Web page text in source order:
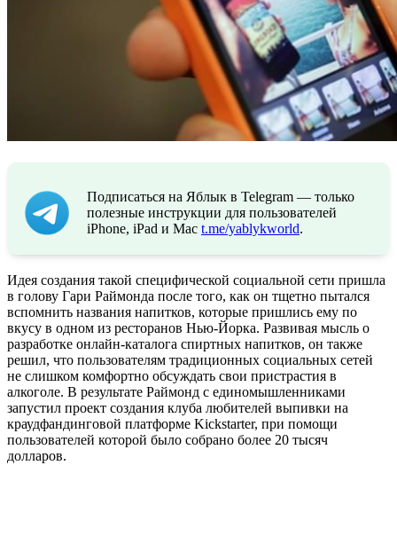
Подписаться на Яблык в Telegram — только
полезные инструкции для пользователей
iPhone, iPad и Mac t.me/yablykworld.
Идея создания такой специфической социальной сети пришла
в голову Гари Раймонда после того, как он тщетно пытался
вспомнить названия напитков, которые пришлись ему по
вкусу в одном из ресторанов Нью-Йорка. Развивая мысль о
разработке онлайн-каталога спиртных напитков, он также
решил, что пользователям традиционных социальных сетей
не слишком комфортно обсуждать свои пристрастия в
алкоголе. В результате Раймонд с единомышленниками
запустил проект создания клуба любителей выпивки на
краудфандинговой платформе Kickstarter, при помощи
пользователей которой было собрано более 20 тысяч
долларов.